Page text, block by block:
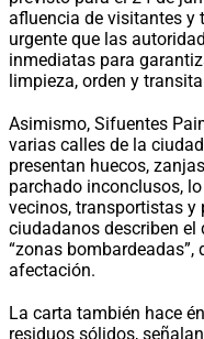
afluencia de visitantes y
urgente que las
inmediatas para
limpieza, orden y
Asimismo, Sifuentes
varias calles de la
presentan huecos,
parchado inconclusos,
vecinos, transportistas y
ciudadanos describen
“zonas
afectación.
La carta también hace
residuos sólidos,